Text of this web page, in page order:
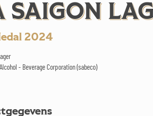
SAIGON
2024
- Beverage Corporation (sabeco)